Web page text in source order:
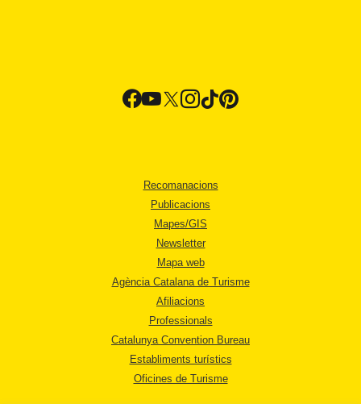
Recomanacions
Publicacions
Mapes/GIS
Newsletter
Mapa web
Agència Catalana de Turisme
Afiliacions
Professionals
Catalunya Convention Bureau
Establiments turístics
Oficines de Turisme